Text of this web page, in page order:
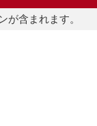
が含まれます。